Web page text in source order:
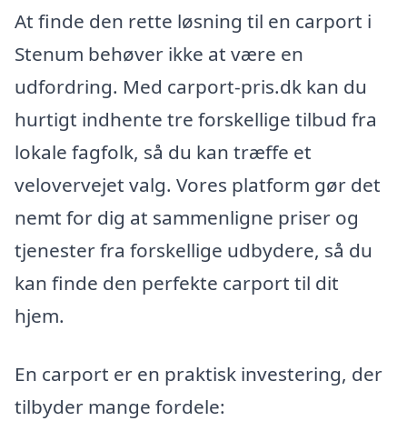
At finde den rette løsning til en carport i
Stenum behøver ikke at være en
udfordring. Med carport-pris.dk kan du
hurtigt indhente tre forskellige tilbud fra
lokale fagfolk, så du kan træffe et
velovervejet valg. Vores platform gør det
nemt for dig at sammenligne priser og
tjenester fra forskellige udbydere, så du
kan finde den perfekte carport til dit
hjem.
En carport er en praktisk investering, der
tilbyder mange fordele: